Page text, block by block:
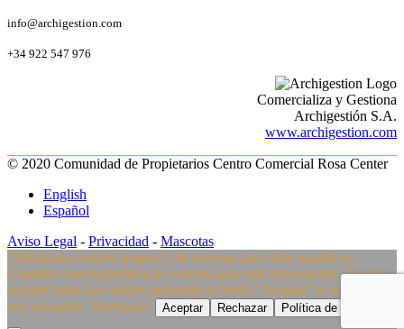
info@archigestion.com
+34 922 547 976
Comercializa y Gestiona
Archigestión S.A.
www.archigestion.com
© 2020 Comunidad de Propietarios Centro Comercial Rosa Center
English
Español
Aviso Legal - Privacidad - Mascotas
Utilizamos cookies propias y de terceros para fines analíticos.
Consulta nuestra política de cookies para más información. Puedes
aceptar todas las cookies pulsando el botón “Aceptar” o rechazar su
uso pulsando "Rechazar". Aceptar Rechazar Política de Cookies